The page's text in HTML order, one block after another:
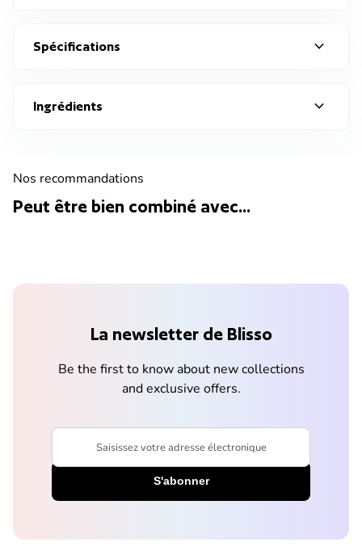
Spécifications expand_more
Ingrédients expand_more
Nos recommandations
Peut être bien combiné avec...
La newsletter de Blisso
Be the first to know about new collections
and exclusive offers.
Saisissez votre adresse électronique